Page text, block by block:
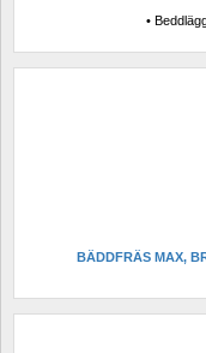
•
BÄDDFRÄS MAX,